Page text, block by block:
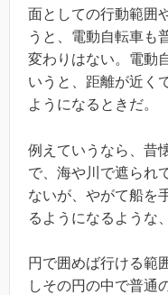
面としての行動範囲
うと、電動自転車も
変わりはない。電動
いうと、距離が近く
ようになるときだ。
例えていうなら、昔
で、海や川で遮られ
ないが、やがて船を
るようになるような
円で囲めば行ける範
しその円の中で普通